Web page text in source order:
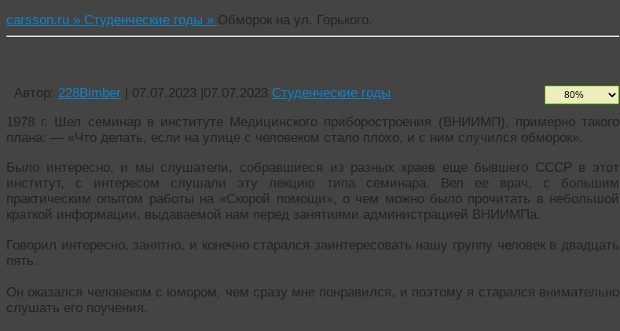
carsson.ru » Студенческие годы » Обморок на ул. Горького.
Автор: 228Bimber | 07.07.2023 |07.07.2023 Студенческие годы
1978 г. Шел семинар в институте Медицинского приборостроения (ВНИИМП), примерно такого
плана: — «Что делать, если на улице с человеком стало плохо, и с ним случился обморок».
Было интересно, и мы слушатели, собравшиеся из разных краев еще бывшего СССР в этот
институт, с интересом слушали эту лекцию типа семинара. Вел ее врач, с большим
практическим опытом работы на «Скорой помощи», о чем можно было прочитать в небольшой
краткой информации, выдаваемой нам перед занятиями администрацией ВНИИМПа.
Говорил интересно, занятно, и конечно старался заинтересовать нашу группу человек в двадцать
пять.
Он оказался человеком с юмором, чем сразу мне понравился, и поэтому я старался внимательно
слушать его поучения.